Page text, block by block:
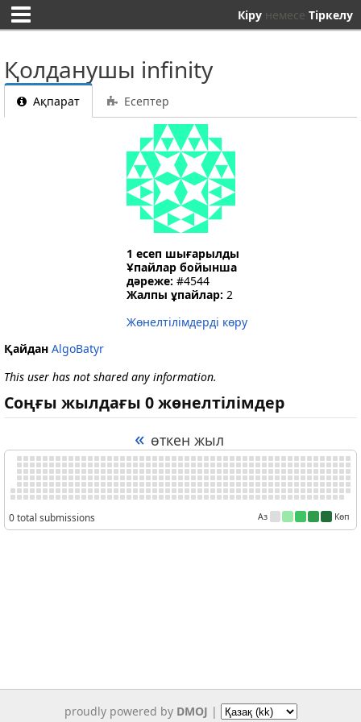
Кіру немесе Тіркелу
Қолданушы infinity
Ақпарат Есептер
1 есеп шығарылды
Ұпайлар бойынша
дәреже: #4544
Жалпы ұпайлар: 2
Жөнелтілімдерді көру
Қайдан AlgoBatyr
This user has not shared any information.
Соңғы жылдағы 0 жөнелтілімдер
« өткен жыл
0 total submissions Аз Көп
proudly powered by DMOJ |